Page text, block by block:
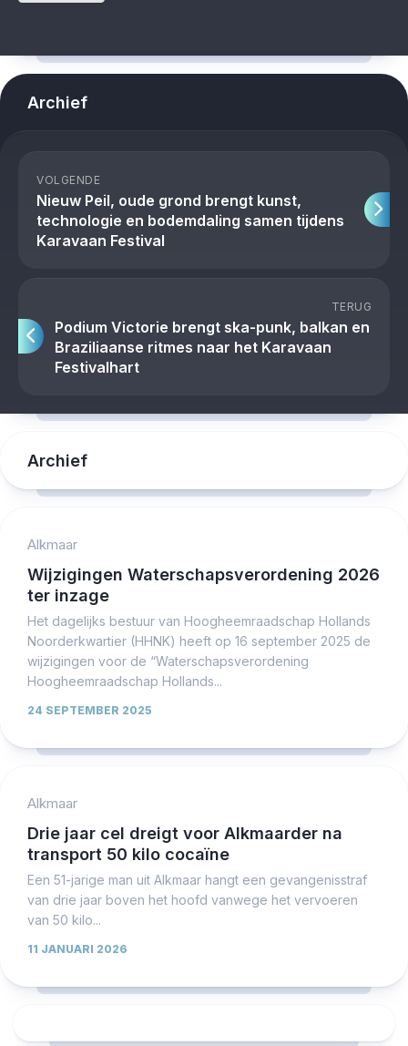
Archief
VOLGENDE
Nieuw Peil, oude grond brengt kunst,
technologie en bodemdaling samen tijdens
Karavaan Festival
TERUG
Podium Victorie brengt ska-punk, balkan en
Braziliaanse ritmes naar het Karavaan
Festivalhart
Archief
Alkmaar
Wijzigingen Waterschapsverordening 2026
ter inzage
Het dagelijks bestuur van Hoogheemraadschap Hollands
Noorderkwartier (HHNK) heeft op 16 september 2025 de
wijzigingen voor de “Waterschapsverordening
Hoogheemraadschap Hollands...
24 SEPTEMBER 2025
Alkmaar
Drie jaar cel dreigt voor Alkmaarder na
transport 50 kilo cocaïne
Een 51-jarige man uit Alkmaar hangt een gevangenisstraf
van drie jaar boven het hoofd vanwege het vervoeren
van 50 kilo...
11 JANUARI 2026